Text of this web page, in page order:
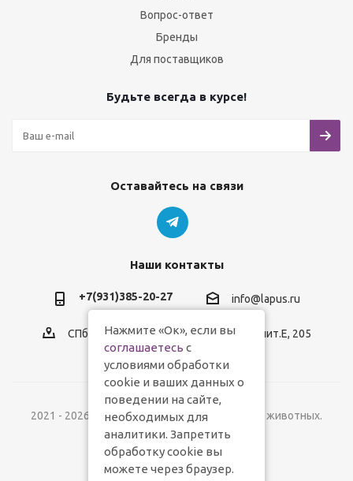
Вопрос-ответ
Бренды
Для поставщиков
Будьте всегда в курсе!
Оставайтесь на связи
Наши контакты
+7(931)385-20-27 info@lapus.ru
СПб, пр.Обуховской Обороны, д.116, лит.Е, 205
2021 - 2026 © Lapus.ru - магазин товаров для животных.
Нажмите «Ок», если вы
соглашаетесь с
условиями обработки
cookie и ваших данных о
поведении на сайте,
необходимых для
аналитики. Запретить
обработку cookie вы
можете через браузер.